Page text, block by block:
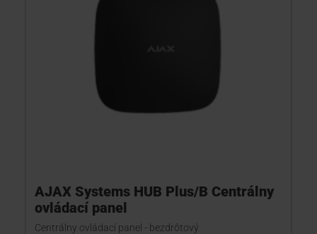
AJAX Systems HUB Plus/B Centrálny
ovládací panel
Centrálny ovládací panel - bezdrôtový